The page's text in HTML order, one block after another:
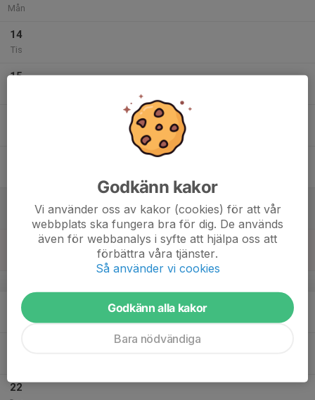
Mån
14
Tis
15
20
Mån
22
Godkänn kakor
Vi använder oss av kakor (cookies) för att vår
webbplats ska fungera bra för dig. De används
även för webbanalys i syfte att hjälpa oss att
förbättra våra tjänster.
Så använder vi cookies
Godkänn alla kakor
Bara nödvändiga